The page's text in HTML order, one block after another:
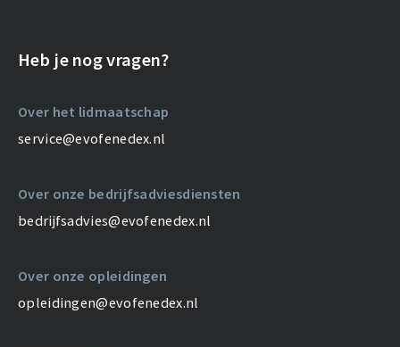
Heb je nog vragen?
Over het lidmaatschap
service@evofenedex.nl
Over onze bedrijfsadviesdiensten
bedrijfsadvies@evofenedex.nl
Over onze opleidingen
opleidingen@evofenedex.nl